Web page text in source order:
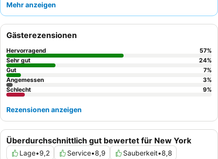
Geräten und freien Gewichten beibehalten. Das
Professionalität gelobt, was einen angenehmen Aufenthalt
garantiert. Wer ein ruhigeres Erlebnis wünscht, sollte ein Zimmer
mit Gartenblick anfragen.
Mehr anzeigen
Überdurchschnittlich gut bewertet für New York
Lage•9,2 Service•8,9 Sauberkeit•8,8
Gästerezensionen
Hervorragend 57%
Sehr gut
24%
Gut
7%
Angemessen
3%
Schlecht
9%
Rezensionen anzeigen